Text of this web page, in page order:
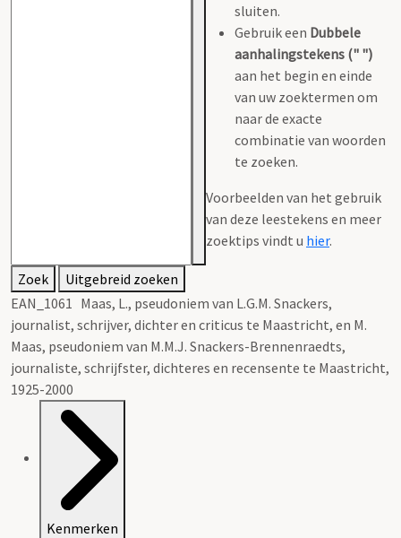
sluiten.
Gebruik een Dubbele
aanhalingstekens (" ")
aan het begin en einde
van uw zoektermen om
naar de exacte
combinatie van woorden
te zoeken.
Voorbeelden van het gebruik
van deze leestekens en meer
zoektips vindt u hier.
Zoek
Uitgebreid zoeken
EAN_1061 Maas, L., pseudoniem van L.G.M. Snackers,
journalist, schrijver, dichter en criticus te Maastricht, en M.
Maas, pseudoniem van M.M.J. Snackers-Brennenraedts,
journaliste, schrijfster, dichteres en recensente te Maastricht,
1925-2000
Kenmerken